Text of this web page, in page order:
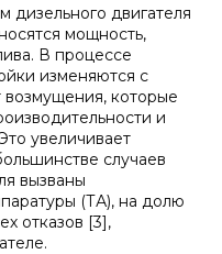
дизельного двигателя
мощность,
В процессе
изменяются с
которые
и
увеличивает
случаев
вызваны
(ТА), на долю
отказов [3],